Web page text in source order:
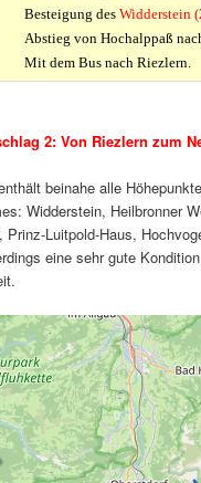
Besteigung desWidderstein
Abstieg von Hochalppaß
Mit dem Bus nach Riezlern.
2: Von Riezlern zum
beinahe alle
Widderstein, Heilbronner
Prinz-Luitpold-Haus,
eine sehr gute